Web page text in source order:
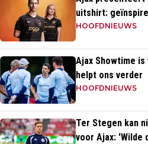
uitshirt:
momenten uit
HOOFDNIEUWS
Ajax Showtime
helpt ons verder
HOOFDNIEUWS
Ter Stegen kan
voor Ajax: 'Wilde